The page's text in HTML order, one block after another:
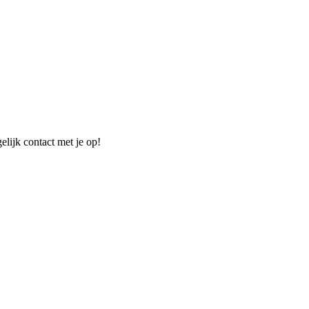
contact met je op!